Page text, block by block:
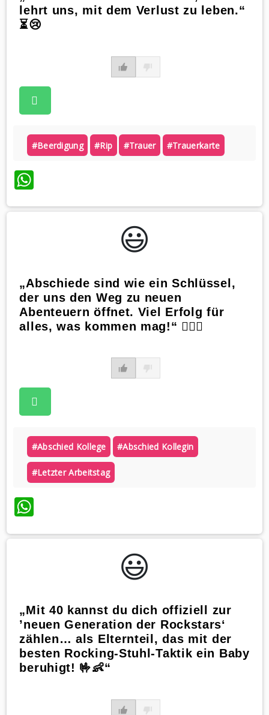
lehrt uns, mit dem Verlust zu leben.“
⏳😢
#beerdigung #rip #trauer #trauerkarte
WhatsApp
😃️
„Abschiede sind wie ein Schlüssel,
der uns den Weg zu neuen
Abenteuern öffnet. Viel Erfolg für
alles, was kommen mag!“ 🙋🏼‍♀️
#abschied Kollege #abschied Kollegin
#letzter Arbeitstag
WhatsApp
😃️
„Mit 40 kannst du dich offiziell zur
’neuen Generation der Rockstars‘
zählen… als Elternteil, das mit der
besten Rocking-Stuhl-Taktik ein Baby
beruhigt! 🤟👶“